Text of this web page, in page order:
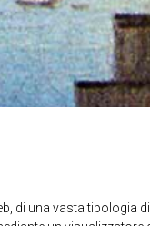
di una vasta